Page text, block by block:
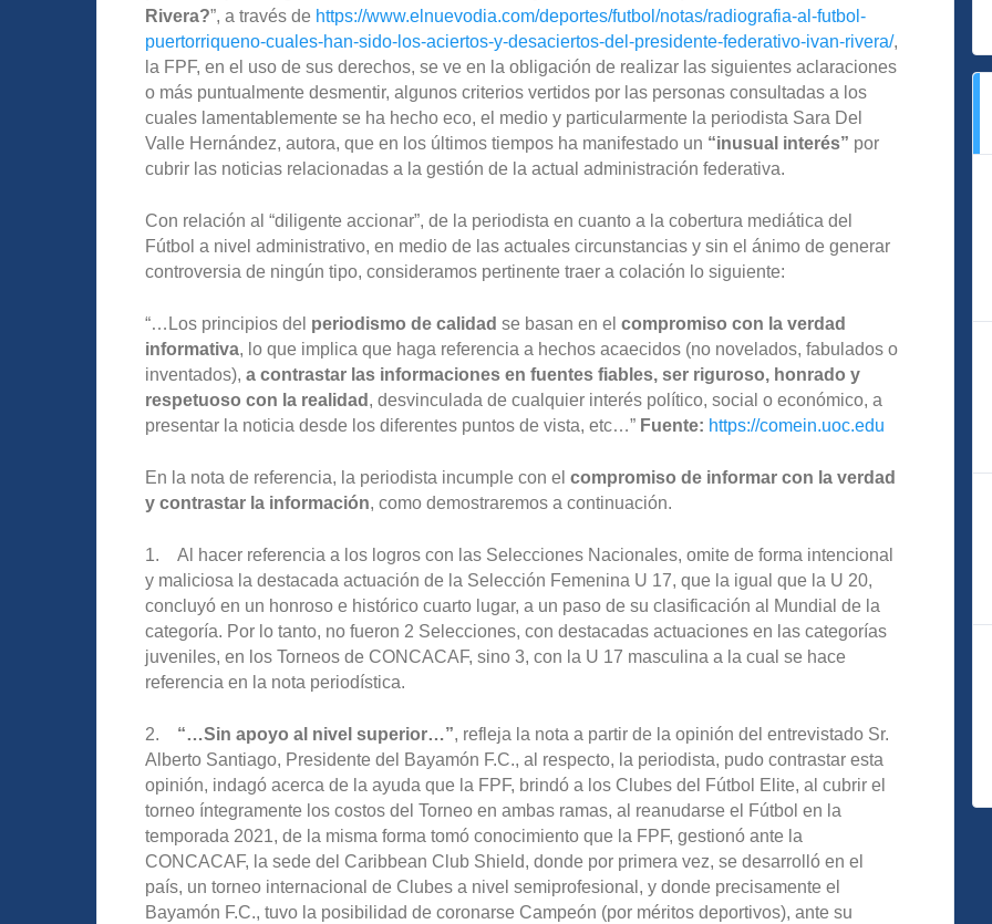
Rivera?”, a través de https://www.elnuevodia.com/deportes/futbol/notas/radiografia-al-futbol-
puertorriqueno-cuales-han-sido-los-aciertos-y-desaciertos-del-presidente-federativo-ivan-rivera/,
la FPF, en el uso de sus derechos, se ve en la obligación de realizar las siguientes aclaraciones
o más puntualmente desmentir, algunos criterios vertidos por las personas consultadas a los
cuales lamentablemente se ha hecho eco, el medio y particularmente la periodista Sara Del
Valle Hernández, autora, que en los últimos tiempos ha manifestado un “inusual interés” por
cubrir las noticias relacionadas a la gestión de la actual administración federativa.
Con relación al “diligente accionar”, de la periodista en cuanto a la cobertura mediática del
Fútbol a nivel administrativo, en medio de las actuales circunstancias y sin el ánimo de generar
controversia de ningún tipo, consideramos pertinente traer a colación lo siguiente:
“…Los principios del periodismo de calidad se basan en el compromiso con la verdad
informativa, lo que implica que haga referencia a hechos acaecidos (no novelados, fabulados o
inventados), a contrastar las informaciones en fuentes fiables, ser riguroso, honrado y
respetuoso con la realidad , desvinculada de cualquier interés político, social o económico, a
presentar la noticia desde los diferentes puntos de vista, etc…” Fuente: https://comein.uoc.edu
En la nota de referencia, la periodista incumple con el compromiso de informar con la verdad
y contrastar la información, como demostraremos a continuación.
1. Al hacer referencia a los logros con las Selecciones Nacionales, omite de forma intencional
y maliciosa la destacada actuación de la Selección Femenina U 17, que la igual que la U 20,
concluyó en un honroso e histórico cuarto lugar, a un paso de su clasificación al Mundial de la
categoría. Por lo tanto, no fueron 2 Selecciones, con destacadas actuaciones en las categorías
juveniles, en los Torneos de CONCACAF, sino 3, con la U 17 masculina a la cual se hace
referencia en la nota periodística.
2. “…Sin apoyo al nivel superior…”, refleja la nota a partir de la opinión del entrevistado Sr.
Alberto Santiago, Presidente del Bayamón F.C., al respecto, la periodista, pudo contrastar esta
opinión, indagó acerca de la ayuda que la FPF, brindó a los Clubes del Fútbol Elite, al cubrir el
torneo íntegramente los costos del Torneo en ambas ramas, al reanudarse el Fútbol en la
temporada 2021, de la misma forma tomó conocimiento que la FPF, gestionó ante la
CONCACAF, la sede del Caribbean Club Shield, donde por primera vez, se desarrolló en el
país, un torneo internacional de Clubes a nivel semiprofesional, y donde precisamente el
Bayamón F.C., tuvo la posibilidad de coronarse Campeón (por méritos deportivos), ante su